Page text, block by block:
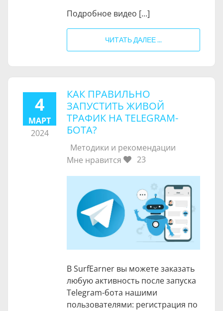
Подробное видео [...]
ЧИТАТЬ ДАЛЕЕ ...
4
МАРТ
2024
КАК ПРАВИЛЬНО
ЗАПУСТИТЬ ЖИВОЙ
ТРАФИК НА TELEGRAM-
БОТА?
Методики и рекомендации
Мне нравится
23
В SurfEarner вы можете заказать
любую активность после запуска
Telegram-бота нашими
пользователями: регистрация по